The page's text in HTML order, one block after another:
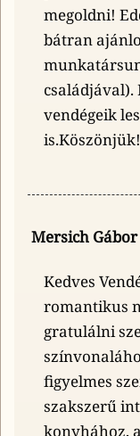
megoldni!
bátran
családjával).
vendégeik
Mersich Gábor
Kedves
romantikus
gratulálni
figyelmes
szakszerű
konyhához,